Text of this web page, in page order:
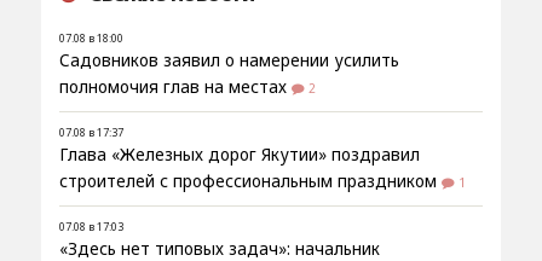
07.08 в 18:00
Садовников заявил о намерении усилить
полномочия глав на местах
2
07.08 в 17:37
Глава «Железных дорог Якутии» поздравил
строителей с профессиональным праздником
1
07.08 в 17:03
«Здесь нет типовых задач»: начальник